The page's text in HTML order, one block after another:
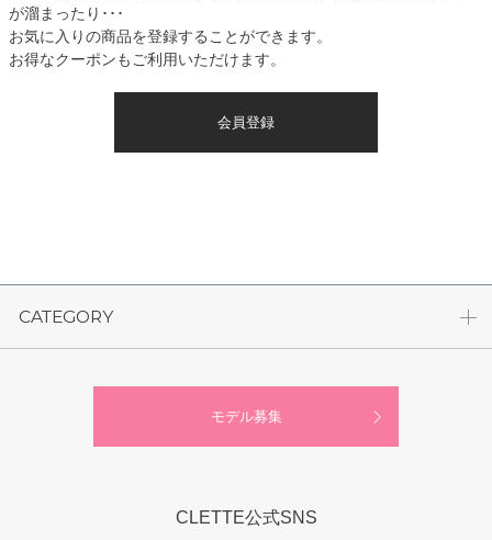
が溜まったり･･･
お気に入りの商品を登録することができます。
お得なクーポンもご利用いただけます。
会員登録
CATEGORY
モデル募集
CLETTE公式SNS